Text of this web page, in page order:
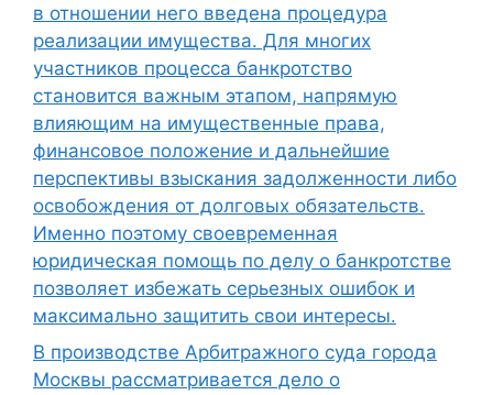
в отношении него введена процедура
реализации имущества. Для многих
участников процесса банкротство
становится важным этапом, напрямую
влияющим на имущественные права,
финансовое положение и дальнейшие
перспективы взыскания задолженности либо
освобождения от долговых обязательств.
Именно поэтому своевременная
юридическая помощь по делу о банкротстве
позволяет избежать серьезных ошибок и
максимально защитить свои интересы.
В производстве Арбитражного суда города
Москвы рассматривается дело о